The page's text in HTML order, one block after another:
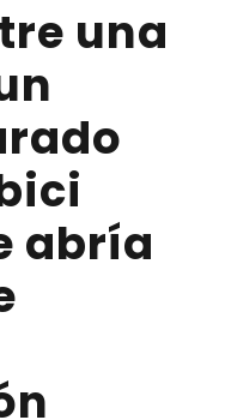
una
abría